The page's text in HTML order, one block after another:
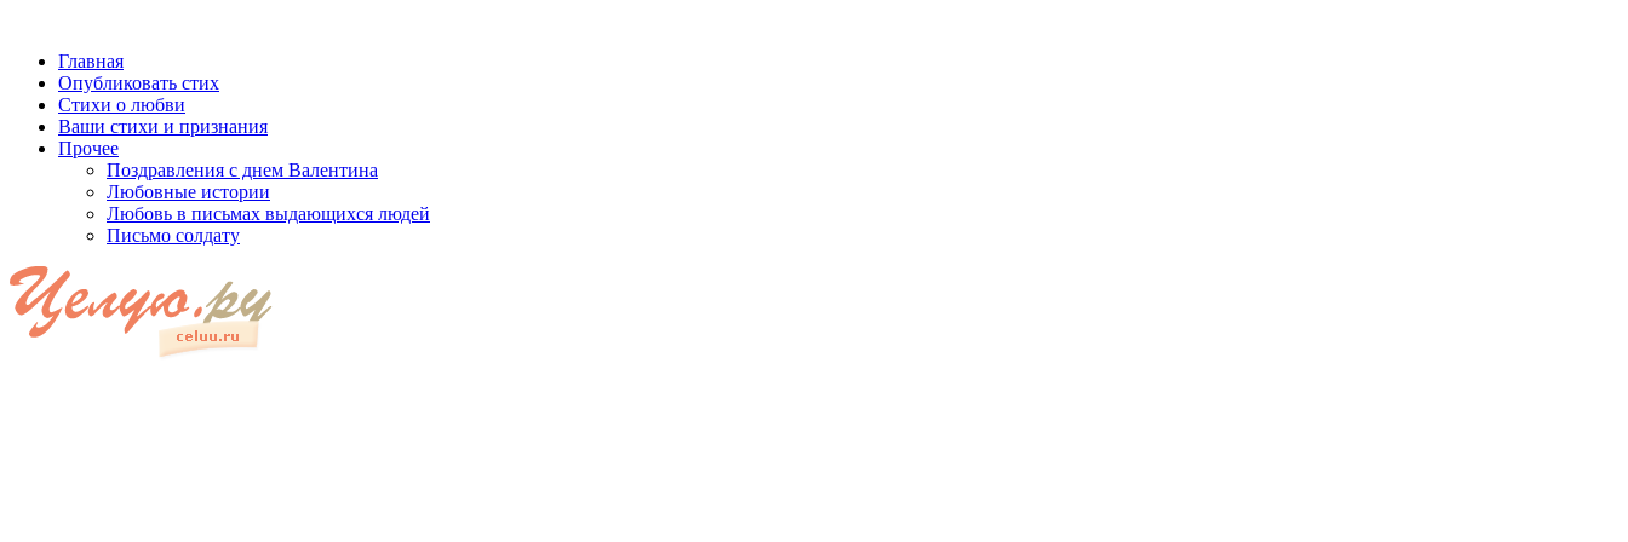
Главная
Опубликовать стих
Стихи о любви
Ваши стихи и признания
Прочее
Поздравления с днем Валентина
Любовные истории
Любовь в письмах выдающихся людей
Письмо солдату